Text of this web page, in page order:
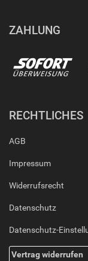
ZAHLUNG
RECHTLICHES
AGB
Impressum
Widerrufsrecht
Datenschutz
Datenschutz-
Vertrag widerrufen